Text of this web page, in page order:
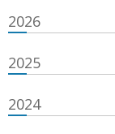
2026
2025
2024